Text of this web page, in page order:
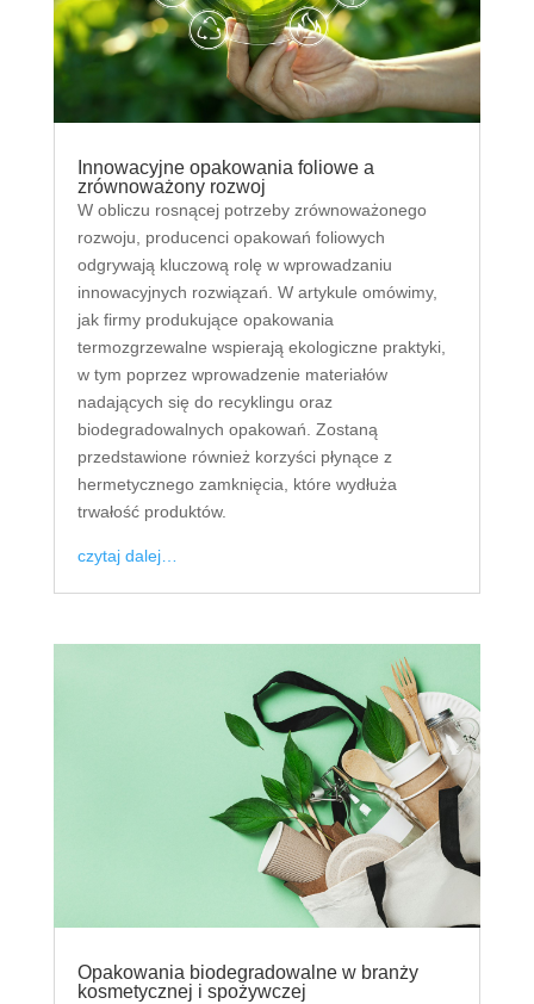
Innowacyjne opakowania foliowe a
zrównoważony rozwoj
W obliczu rosnącej potrzeby zrównoważonego
rozwoju, producenci opakowań foliowych
odgrywają kluczową rolę w wprowadzaniu
innowacyjnych rozwiązań. W artykule omówimy,
jak firmy produkujące opakowania
termozgrzewalne wspierają ekologiczne praktyki,
w tym poprzez wprowadzenie materiałów
nadających się do recyklingu oraz
biodegradowalnych opakowań. Zostaną
przedstawione również korzyści płynące z
hermetycznego zamknięcia, które wydłuża
trwałość produktów.
czytaj dalej…
Opakowania biodegradowalne w branży
kosmetycznej i spożywczej